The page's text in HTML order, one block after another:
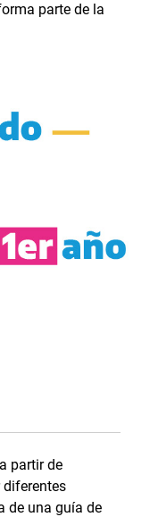
parte de la
partir de
diferentes
de una guía de